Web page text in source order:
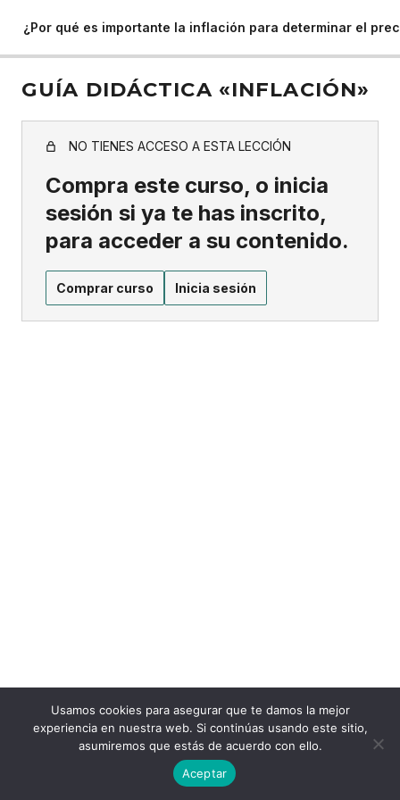
¿Por qué es importante la inflación para determinar el
GUÍA DIDÁCTICA «INFLACIÓN»
NO TIENES ACCESO A ESTA LECCIÓN
Compra este curso, o inicia
sesión si ya te has inscrito,
para acceder a su contenido.
Comprar curso Inicia sesión
Usamos cookies para asegurar que te damos la mejor
experiencia en nuestra web. Si continúas usando este sitio,
asumiremos que estás de acuerdo con ello.
Aceptar